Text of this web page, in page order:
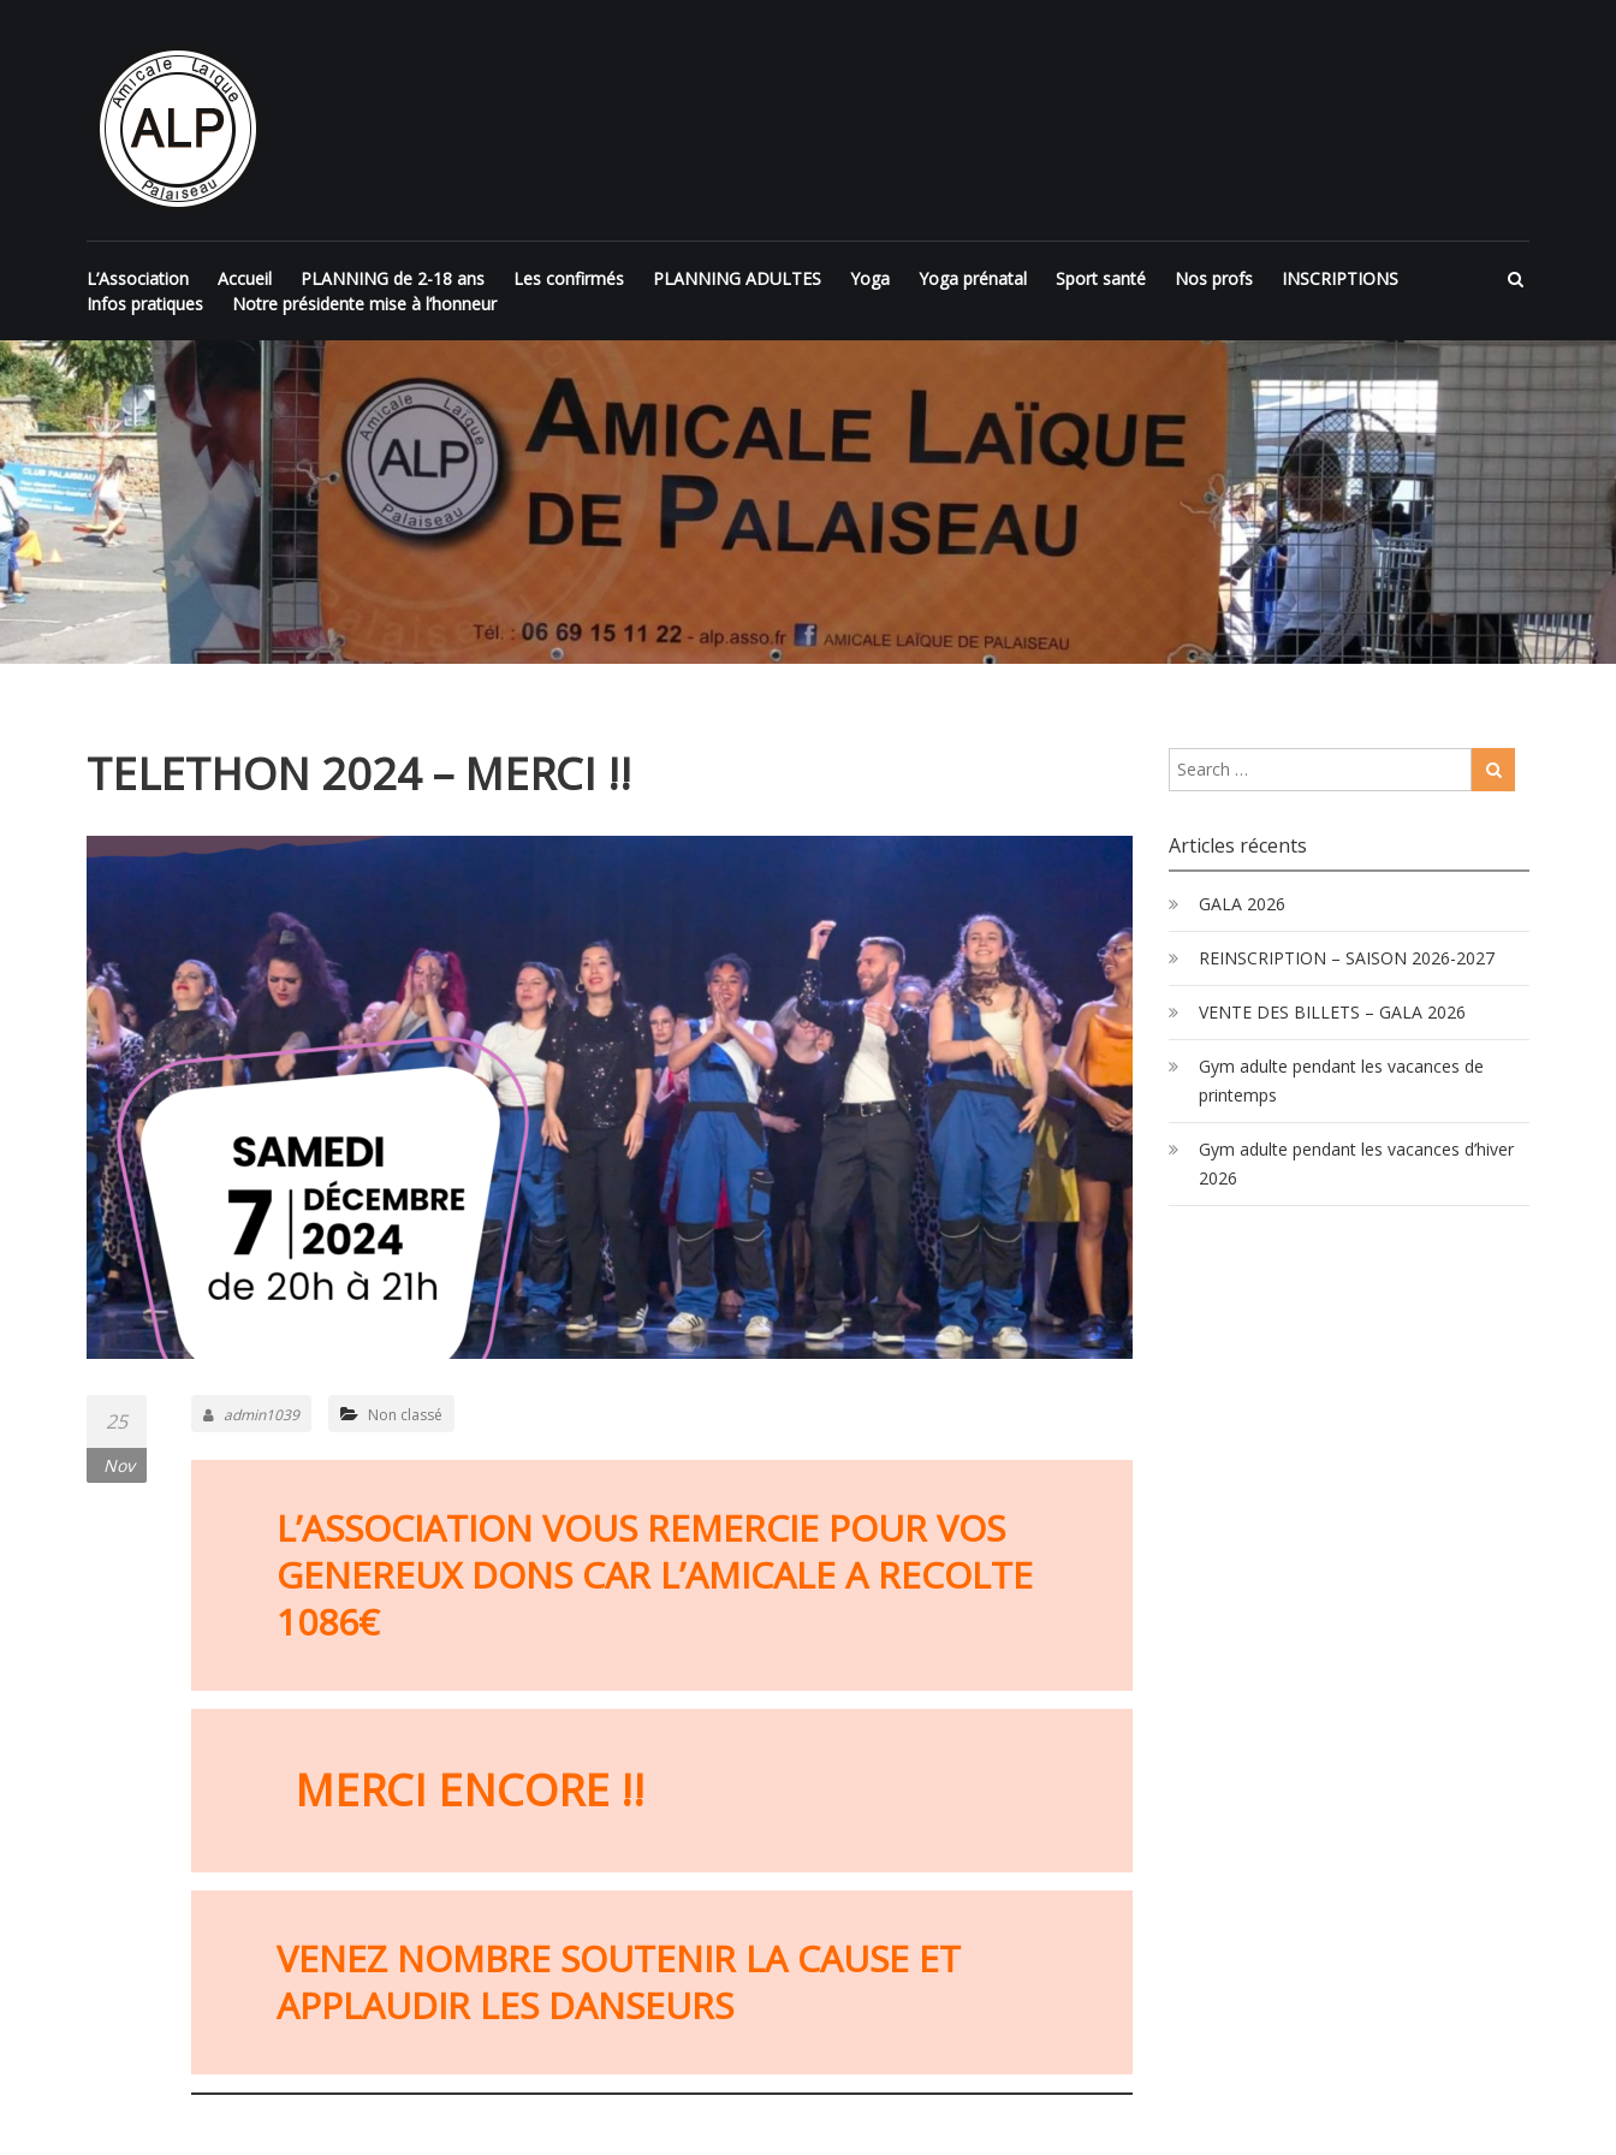
L’Association Accueil PLANNING de 2-18 ans Les confirmés PLANNING ADULTES Yoga Yoga prénatal Sport santé Nos profs
INSCRIPTIONS
Infos pratiques
Notre présidente mise à l’honneur
TELETHON 2024 – MERCI !!
25
Nov
admin1039 Non classé
L’ASSOCIATION VOUS REMERCIE POUR VOS
GENEREUX DONS CAR L’AMICALE A RECOLTE
1086€
MERCI ENCORE !!
VENEZ NOMBRE SOUTENIR LA CAUSE ET
APPLAUDIR LES DANSEURS
Articles récents
GALA 2026
REINSCRIPTION – SAISON 2026-2027
VENTE DES BILLETS – GALA 2026
Gym adulte pendant les vacances de
printemps
Gym adulte pendant les vacances d’hiver
2026